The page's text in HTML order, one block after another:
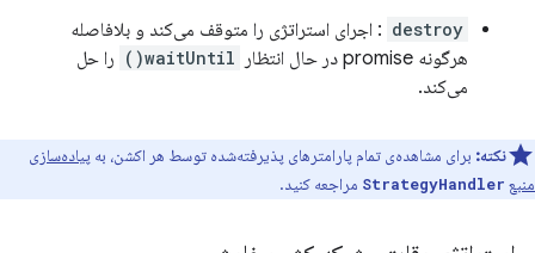
destroy : اجرای استراتژی را متوقف می‌کند و بلافاصله
هرگونه promise در حال انتظار
waitUntil()
را حل
می‌کند.
نکته: برای مشاهده‌ی تمام پارامترهای پذیرفته‌شده توسط هر اکشن، به پیاده‌سازی
منبع StrategyHandler مراجعه کنید.